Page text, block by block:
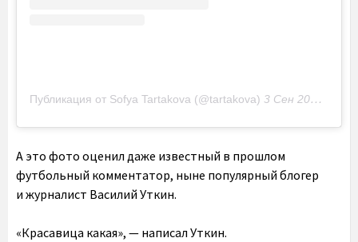
Публикация от Sofya Tartakova (@tartakova) 3 Сен 2020 в 2:14 PDT
А это фото оценил даже известный в прошлом
футбольный комментатор, ныне популярный блогер
и журналист Василий Уткин.
«Красавица какая», — написал Уткин.